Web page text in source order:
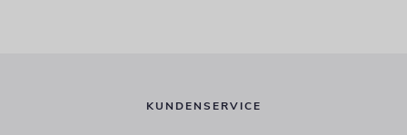
KUNDENSERVICE